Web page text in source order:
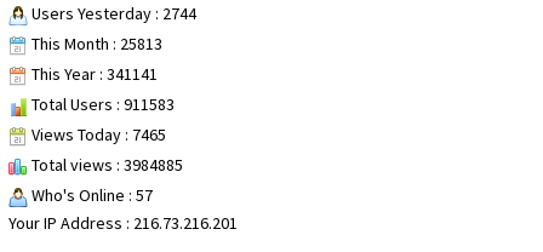
Users Yesterday : 2744
This Month : 25813
This Year : 341141
Total Users : 911583
Views Today : 7465
Total views : 3984885
Who's Online : 57
Your IP Address : 216.73.216.201